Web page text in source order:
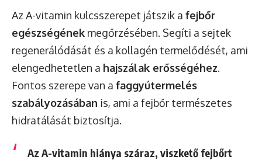
Az A-vitamin kulcsszerepet játszik a fejbőr
egészségének megőrzésében. Segíti a sejtek
regenerálódását és a kollagén termelődését, ami
elengedhetetlen a hajszálak erősségéhez.
Fontos szerepe van a faggyútermelés
szabályozásában is, ami a fejbőr természetes
hidratálását biztosítja.
Az A-vitamin hiánya száraz, viszkető fejbőrt